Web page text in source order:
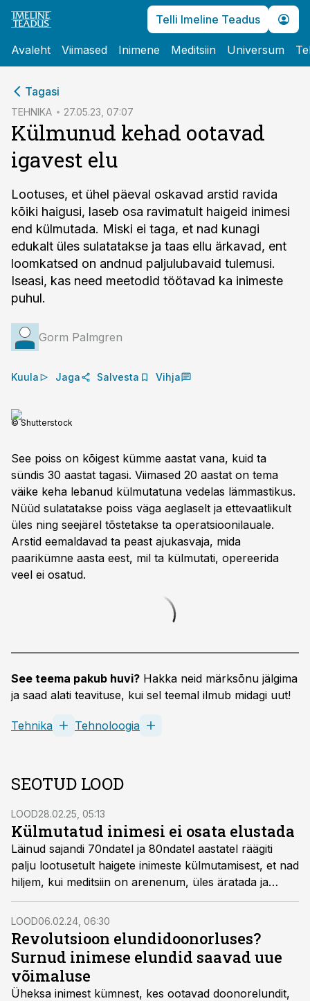
Telli Imeline Teadus
Avaleht Viimased Inimene Meditsiin Universum
Tagasi
TEHNIKA 27.05.23, 07:07
Külmunud kehad ootavad
igavest elu
Lootuses, et ühel päeval oskavad arstid ravida
kõiki haigusi, laseb osa ravimatult haigeid inimesi
end külmutada. Miski ei taga, et nad kunagi
edukalt üles sulatatakse ja taas ellu ärkavad, ent
loomkatsed on andnud paljulubavaid tulemusi.
Iseasi, kas need meetodid töötavad ka inimeste
puhul.
Gorm Palmgren
Kuula Jaga Salvesta Vihja
© Shutterstock
See poiss on kõigest kümme aastat vana, kuid ta
sündis 30 aastat tagasi. Viimased 20 aastat on tema
väike keha lebanud külmutatuna vedelas lämmastikus.
Nüüd sulatatakse poiss väga aeglaselt ja ettevaatlikult
üles ning seejärel tõstetakse ta operatsioonilauale.
Arstid eemaldavad ta peast ajukasvaja, mida
paarikümne aasta eest, mil ta külmu­tati, opereerida
veel ei osatud.
See teema pakub huvi? Hakka neid märksõnu jälgima
ja saad alati teavituse, kui sel teemal ilmub midagi uut!
Tehnika Tehnoloogia
SEOTUD LOOD
LOOD28.02.25, 05:13
Külmutatud inimesi ei osata elustada
Läinud sajandi 70ndatel ja 80ndatel aastatel räägiti
palju lootusetult haigete inimeste külmutamisest, et nad
hiljem, kui meditsiin on arenenum, üles äratada ja
terveks ravid. Mis sellest mõttest on saanud?
LOOD06.02.24, 06:30
Revolutsioon elundidoonorluses?
Surnud inimese elundid saavad uue
võimaluse
Üheksa inimest kümnest, kes ootavad doonorelundit,